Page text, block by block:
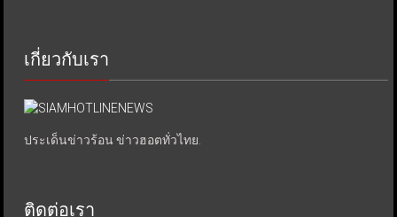
เกี่ยวกับเรา
ประเด็นข่าวร้อน ข่าวฮอตทั่วไทย.
ติดต่อเรา